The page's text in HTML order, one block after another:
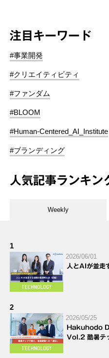
注目キーワード
#事業開発
#クリエイティビティ
#ファンダム
#BLOOM
#Human-Centered_AI_Institute
#ブランディング
人気記事ランキン
Weekly
1
2026/06/01
人とAIが並走
2
2026/05/25
Hakuhodo
Vol.2 酷暑テ